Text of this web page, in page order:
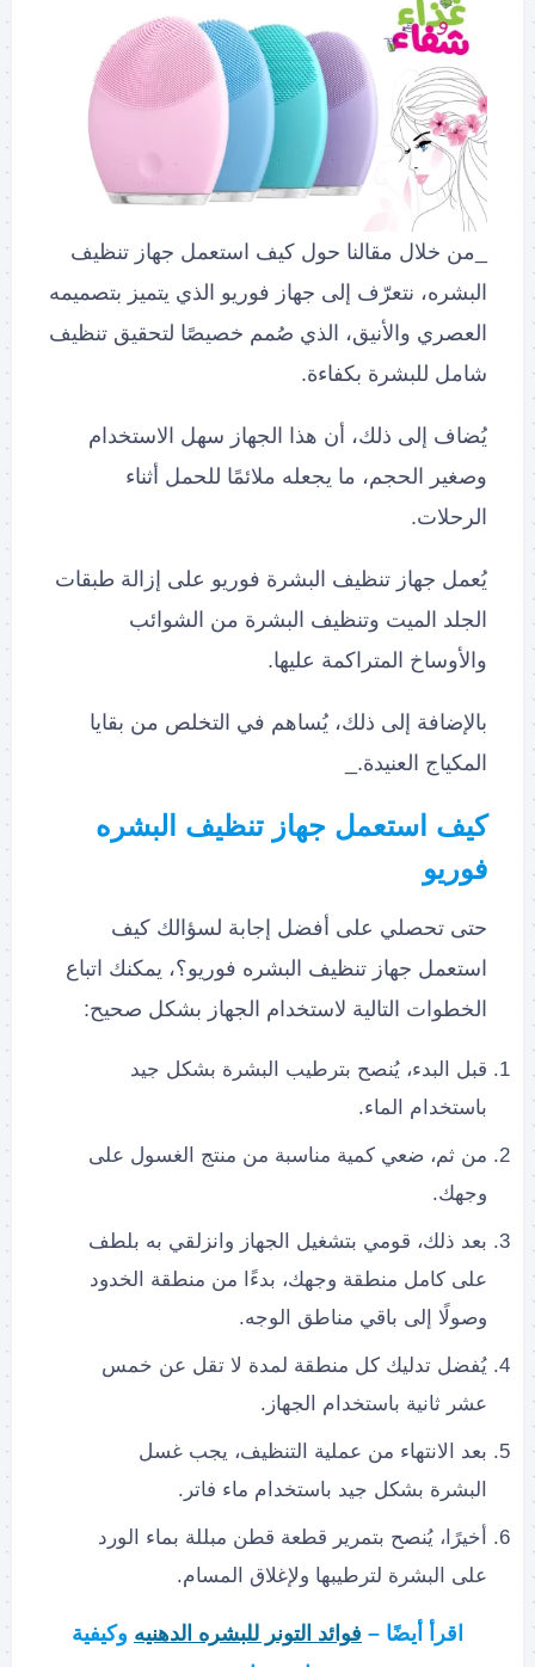
_من خلال مقالنا حول كيف استعمل جهاز تنظيف
البشره، نتعرّف إلى جهاز فوريو الذي يتميز بتصميمه
العصري والأنيق، الذي صُمم خصيصًا لتحقيق تنظيف
شامل للبشرة بكفاءة.
يُضاف إلى ذلك، أن هذا الجهاز سهل الاستخدام
وصغير الحجم، ما يجعله ملائمًا للحمل أثناء
الرحلات.
يُعمل جهاز تنظيف البشرة فوريو على إزالة طبقات
الجلد الميت وتنظيف البشرة من الشوائب
والأوساخ المتراكمة عليها.
بالإضافة إلى ذلك، يُساهم في التخلص من بقايا
المكياج العنيدة._
كيف استعمل جهاز تنظيف البشره
فوريو
حتى تحصلي على أفضل إجابة لسؤالك كيف
استعمل جهاز تنظيف البشره فوريو؟، يمكنك اتباع
الخطوات التالية لاستخدام الجهاز بشكل صحيح:
قبل البدء، يُنصح بترطيب البشرة بشكل جيد
باستخدام الماء.
من ثم، ضعي كمية مناسبة من منتج الغسول على
وجهك.
بعد ذلك، قومي بتشغيل الجهاز وانزلقي به بلطف
على كامل منطقة وجهك، بدءًا من منطقة الخدود
وصولًا إلى باقي مناطق الوجه.
يُفضل تدليك كل منطقة لمدة لا تقل عن خمس
عشر ثانية باستخدام الجهاز.
بعد الانتهاء من عملية التنظيف، يجب غسل
البشرة بشكل جيد باستخدام ماء فاتر.
أخيرًا، يُنصح بتمرير قطعة قطن مبللة بماء الورد
على البشرة لترطيبها ولإغلاق المسام.
اقرأ أيضًا – فوائد التونر للبشره الدهنيه وكيفية